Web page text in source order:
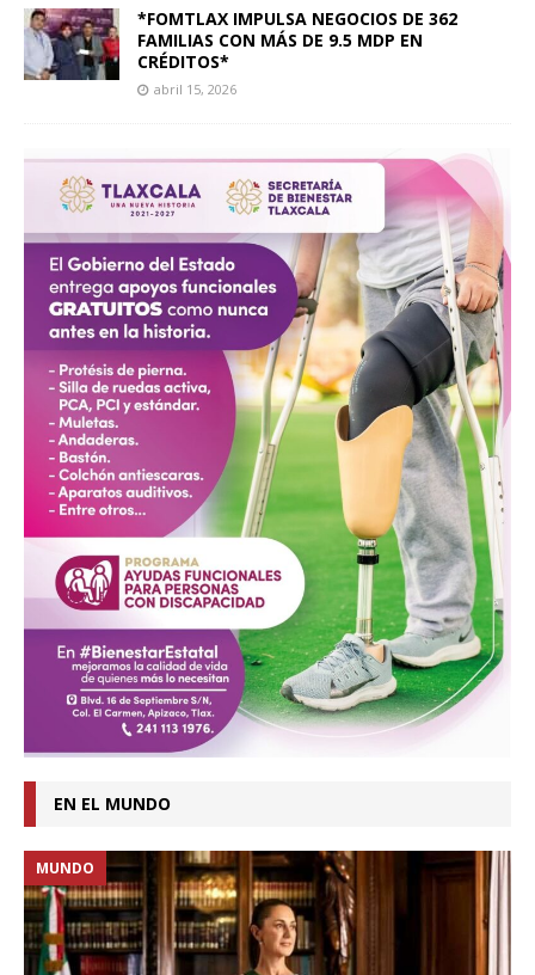
*FOMTLAX IMPULSA NEGOCIOS DE 362
FAMILIAS CON MÁS DE 9.5 MDP EN
CRÉDITOS*
abril 15, 2026
EN EL MUNDO
MUNDO